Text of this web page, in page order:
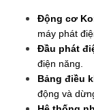
Động cơ
máy phát
Đầu phát
điện năng.
Bảng điều
động và